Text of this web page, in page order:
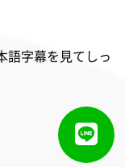
語字幕を見てしっ